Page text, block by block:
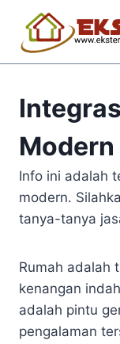
Modern
Info ini adalah
modern.
tanya-tanya
Rumah adalah
kenangan
adalah pintu
pengalaman